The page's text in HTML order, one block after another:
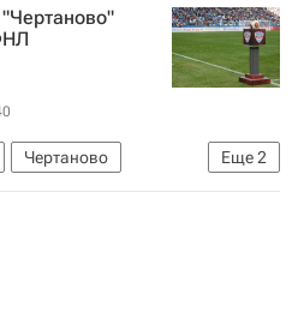
Еще2
Чертаново